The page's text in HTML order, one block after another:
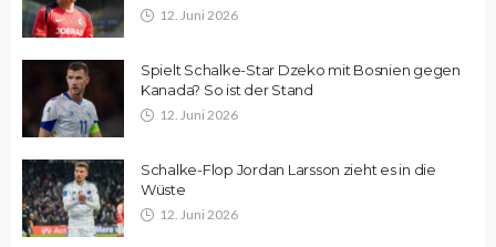
12. Juni 2026
Spielt Schalke-Star Dzeko mit Bosnien gegen
Kanada? So ist der Stand
12. Juni 2026
Schalke-Flop Jordan Larsson zieht es in die
Wüste
12. Juni 2026